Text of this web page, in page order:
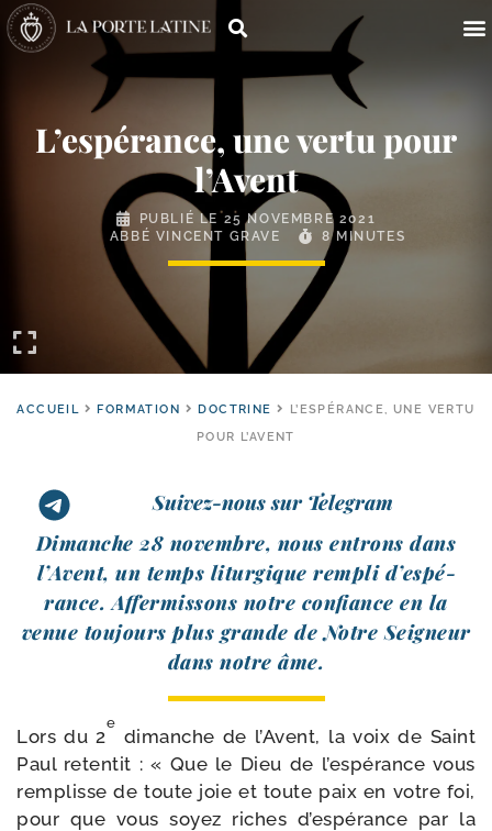
L’espérance, une vertu pour
l’Avent
PUBLIÉ LE 25 NOVEMBRE 2021
ABBÉ VINCENT GRAVE
8 MINUTES
ACCUEIL FORMATION DOCTRINE
L’ESPÉRANCE, UNE VERTU
POUR L’AVENT
Suivez-nous sur Telegram
Dimanche 28 novembre, nous entrons dans
l’Avent, un temps litur­gique rem­pli d’es­pé­
rance. Affermissons notre confiance en la
venue tou­jours plus grande de Notre Seigneur
dans notre âme.
Lors du 2
e
dimanche de l’Avent, la voix de Saint
Paul reten­tit : « Que le Dieu de l’espérance vous
rem­plisse de toute joie et toute paix en votre foi,
pour que vous soyez riches d’espérance par la